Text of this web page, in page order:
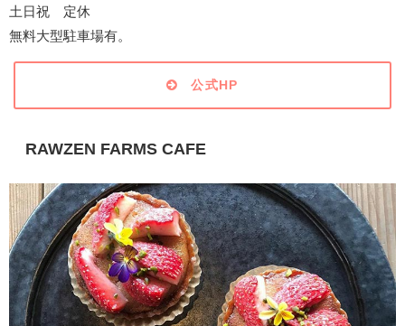
土日祝 定休
無料大型駐車場有。
公式HP
RAWZEN FARMS CAFE